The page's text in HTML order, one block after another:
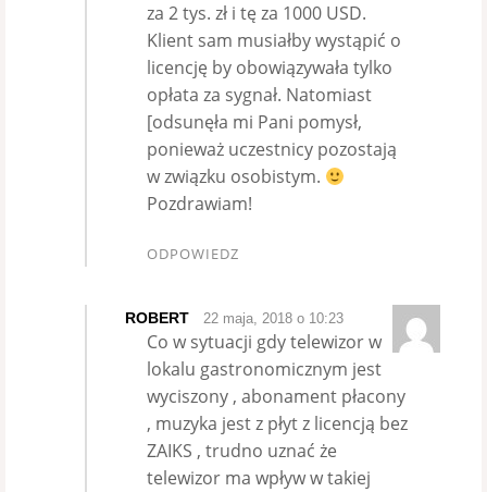
za 2 tys. zł i tę za 1000 USD.
Klient sam musiałby wystąpić o
licencję by obowiązywała tylko
opłata za sygnał. Natomiast
[odsunęła mi Pani pomysł,
ponieważ uczestnicy pozostają
w związku osobistym.
Pozdrawiam!
ODPOWIEDZ
ROBERT 22 maja, 2018 o 10:23
Co w sytuacji gdy telewizor w
lokalu gastronomicznym jest
wyciszony , abonament płacony
, muzyka jest z płyt z licencją bez
ZAIKS , trudno uznać że
telewizor ma wpływ w takiej